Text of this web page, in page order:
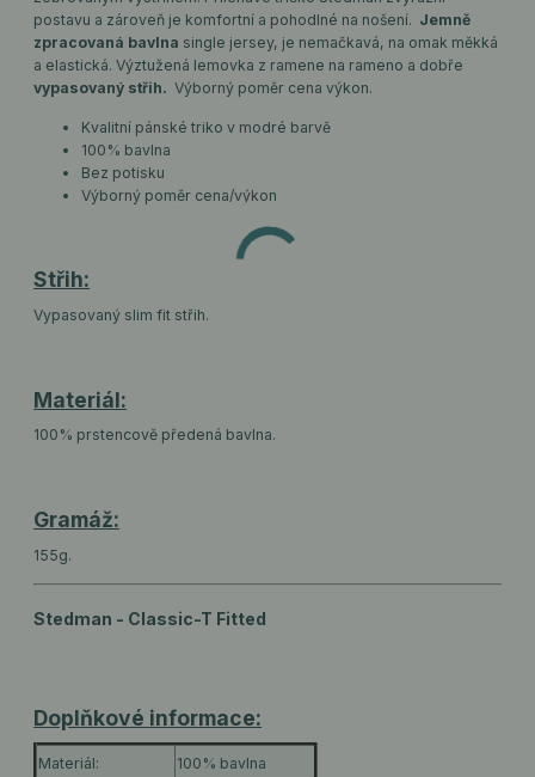
postavu a zároveň je komfortní a pohodlné na nošení. Jemně
zpracovaná bavlna single jersey, je nemačkavá, na omak měkká
a elastická. Výztužená lemovka z ramene na rameno a dobře
vypasovaný střih. Výborný poměr cena výkon.
Kvalitní pánské triko v modré barvě
100% bavlna
Bez potisku
Výborný poměr cena/výkon
Střih:
Vypasovaný slim fit střih.
Materiál:
100% prstencově předená bavlna.
Gramáž:
155g.
Stedman - Classic-T Fitted
Doplňkové informace:
Materiál: 100% bavlna